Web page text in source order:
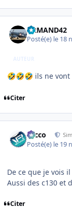
ARMAND42
Posté(e) le 18
AUTEUR
🤣🤣🤣 ils ne
Citer
Nicco
Posté(e) le 19
De ce que je vois
Aussi des c130 et
Citer